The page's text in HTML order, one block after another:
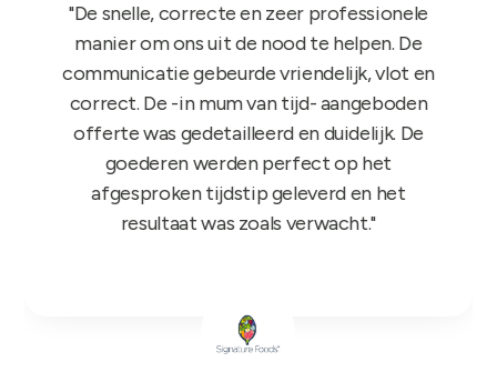
Product Manager bij Zambon
"Het GIFT FOR KIDS project is een succes in
de roos! Onze reps zijn er nu sinds maandag
mee aan de slag en niets dan lovende
feedback dus nogmaals bedankt!"